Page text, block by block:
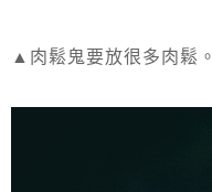
▲肉鬆鬼要放很多肉鬆。